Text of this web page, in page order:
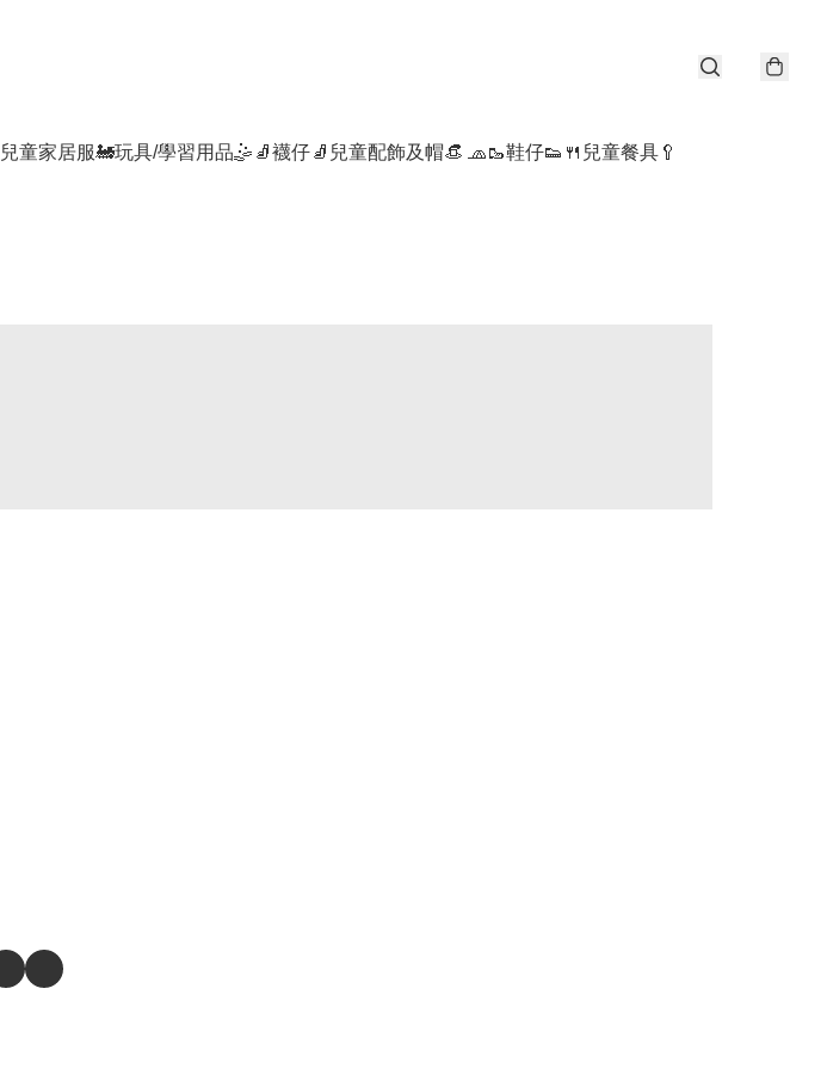
兒童家居服🚂玩具/學習用品🤹 🧦襪仔🧦 兒童配飾及帽👒 🧢🥾鞋仔👟 🍴兒童餐具🥄